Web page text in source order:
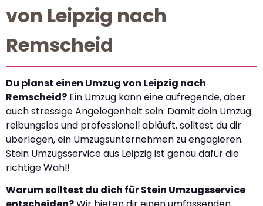
von Leipzig nach
Remscheid
Du planst einen Umzug von Leipzig nach
Remscheid? Ein Umzug kann eine aufregende, aber
auch stressige Angelegenheit sein. Damit dein Umzug
reibungslos und professionell abläuft, solltest du dir
überlegen, ein Umzugsunternehmen zu engagieren.
Stein Umzugsservice aus Leipzig ist genau dafür die
richtige Wahl!
Warum solltest du dich für Stein Umzugsservice